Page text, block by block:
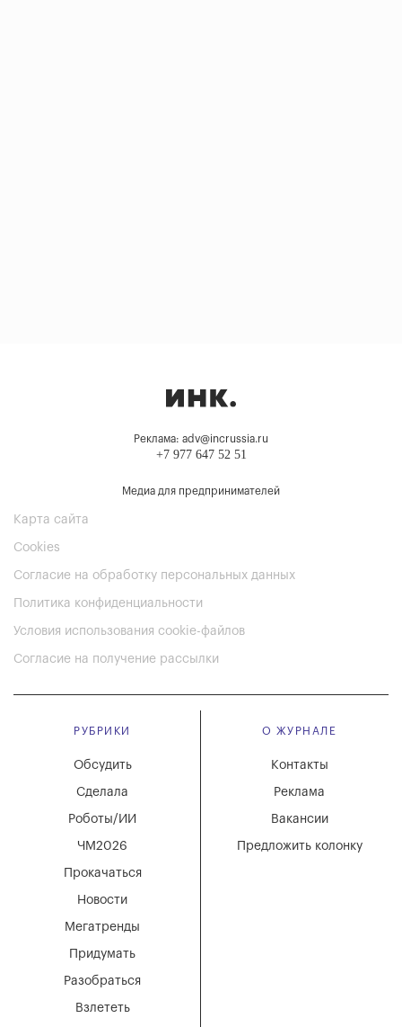
Реклама: adv@incrussia.ru
+7 977 647 52 51
Медиа для предпринимателей
Карта сайта
Cookies
Согласие на обработку персональных данных
Политика конфиденциальности
Условия использования cookie-файлов
Согласие на получение рассылки
РУБРИКИ
Мегатренды
Придумать
Разобраться
Взлететь
Новости
Обсудить
Сделала
Роботы/ИИ
ЧМ2026
Прокачаться
О ЖУРНАЛЕ
Вакансии
Реклама
Контакты
Предложить колонку